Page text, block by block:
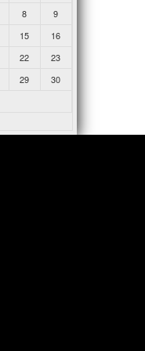
8
9
15
16
22
23
29
30